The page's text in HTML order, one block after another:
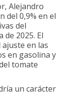
Alejandro
del 0,9% en el
del
de 2025. El
en las
en gasolina y
tomate
un carácter